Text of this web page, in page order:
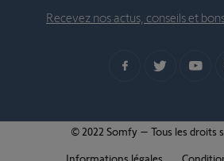
Recevez nos actus, conseils et
© 2022 Somfy – Tous les droits
Informations légales